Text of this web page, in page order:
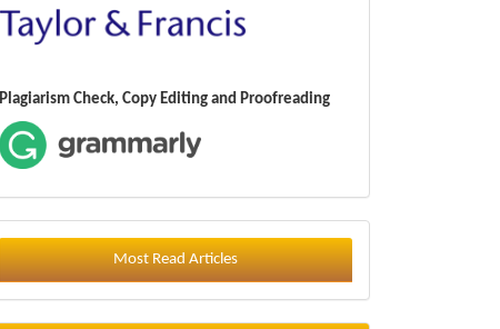
Plagiarism Check, Copy Editing and Proofreading
Most Read Articles